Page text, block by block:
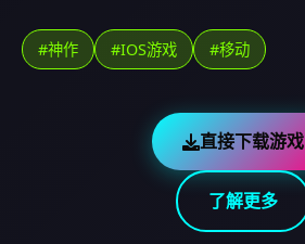
#神作 #IOS游戏 #移动
直接下载游戏
了解更多